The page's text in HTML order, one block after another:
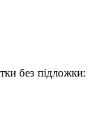
без підложки: